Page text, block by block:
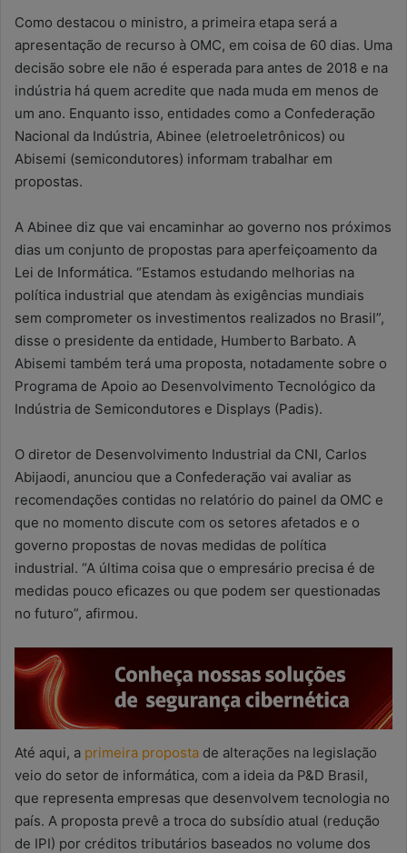
Como destacou o ministro, a primeira etapa será a
apresentação de recurso à OMC, em coisa de 60 dias. Uma
decisão sobre ele não é esperada para antes de 2018 e na
indústria há quem acredite que nada muda em menos de
um ano. Enquanto isso, entidades como a Confederação
Nacional da Indústria, Abinee (eletroeletrônicos) ou
Abisemi (semicondutores) informam trabalhar em
propostas.
A Abinee diz que vai encaminhar ao governo nos próximos
dias um conjunto de propostas para aperfeiçoamento da
Lei de Informática. “Estamos estudando melhorias na
política industrial que atendam às exigências mundiais
sem comprometer os investimentos realizados no Brasil”,
disse o presidente da entidade, Humberto Barbato. A
Abisemi também terá uma proposta, notadamente sobre o
Programa de Apoio ao Desenvolvimento Tecnológico da
Indústria de Semicondutores e Displays (Padis).
O diretor de Desenvolvimento Industrial da CNI, Carlos
Abijaodi, anunciou que a Confederação vai avaliar as
recomendações contidas no relatório do painel da OMC e
que no momento discute com os setores afetados e o
governo propostas de novas medidas de política
industrial. “A última coisa que o empresário precisa é de
medidas pouco eficazes ou que podem ser questionadas
no futuro”, afirmou.
Até aqui, a primeira proposta de alterações na legislação
veio do setor de informática, com a ideia da P&D Brasil,
que representa empresas que desenvolvem tecnologia no
país. A proposta prevê a troca do subsídio atual (redução
de IPI) por créditos tributários baseados no volume dos